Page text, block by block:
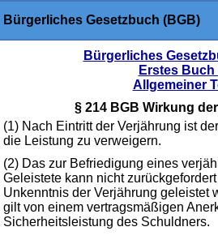
Bürgerliches Gesetzbuch (BGB)
Bürgerliches
Erstes Buch
Allgemeiner
§ 214 BGB Wirkung
(1) Nach Eintritt der Verjährung ist
die Leistung zu verweigern.
(2) Das zur Befriedigung eines
Geleistete kann nicht
Unkenntnis der Verjährung geleistet
gilt von einem vertragsmäßigen
Sicherheitsleistung des Schuldners.